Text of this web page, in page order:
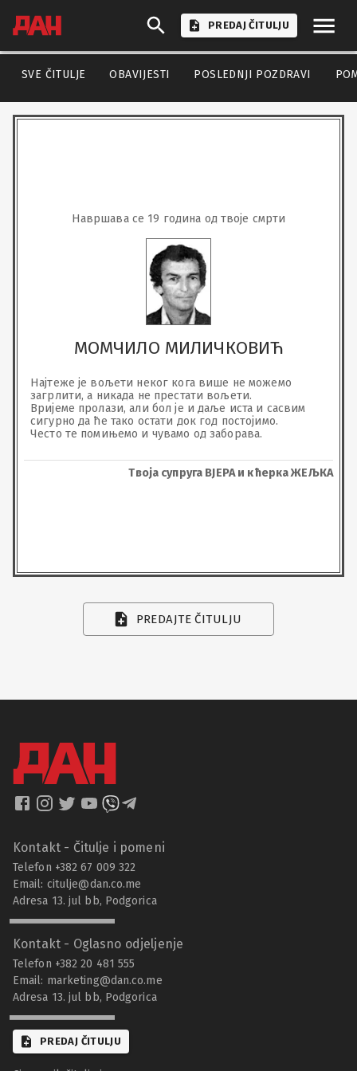
PREDAJ ČITULJU
SVE ČITULJE OBAVIJESTI POSLEDNJI POZDRAVI
Навршава се 19 година од твоје смрти
МОМЧИЛО МИЛИЧКОВИЋ
Најтеже је вољети неког кога више не можемо
загрлити, а никада не престати вољети.
Вријеме пролази, али бол је и даље иста и сасвим
сигурно да ће тако остати док год постојимо.
Често те помињемо и чувамо од заборава.
Твоја супруга ВЈЕРА и кћерка ЖЕЉКА
PREDAJTE ČITULJU
Kontakt - Čitulje i pomeni
Telefon +382 67 009 322
Email: citulje@dan.co.me
Adresa 13. jul bb, Podgorica
Kontakt - Oglasno odjeljenje
Telefon +382 20 481 555
Email: marketing@dan.co.me
Adresa 13. jul bb, Podgorica
PREDAJ ČITULJU